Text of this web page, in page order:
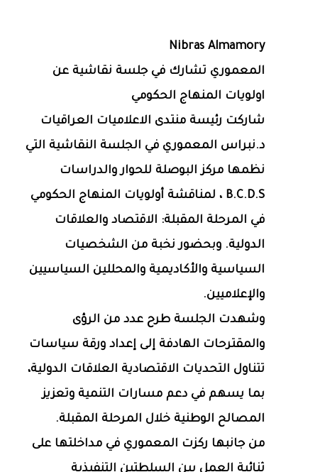
Nibras Almamory
المعموري تشارك في جلسة نقاشية عن
اولويات المنهاج الحكومي
شاركت رئيسة منتدى الاعلاميات العراقيات
د.نبراس المعموري في الجلسة النقاشية التي
نظمها مركز البوصلة للحوار والدراسات
B.C.D.S ، لمناقشة أولويات المنهاج الحكومي
في المرحلة المقبلة: الاقتصاد والعلاقات
الدولية. وبحضور نخبة من الشخصيات
السياسية والأكاديمية والمحللين السياسيين
والإعلاميين.
وشهدت الجلسة طرح عدد من الرؤى
والمقترحات الهادفة إلى إعداد ورقة سياسات
تتناول التحديات الاقتصادية العلاقات الدولية،
بما يسهم في دعم مسارات التنمية وتعزيز
المصالح الوطنية خلال المرحلة المقبلة.
من جانبها ركزت المعموري في مداخلتها على
ثنائية العمل بين السلطتين التنفيذية